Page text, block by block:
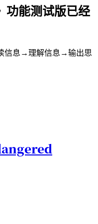
功能测试版已经
信息→理解信息→输出思